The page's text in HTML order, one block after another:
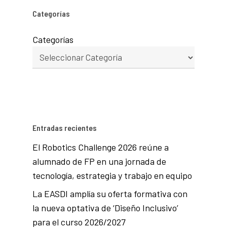
Categorías
Categorías
Entradas recientes
El Robotics Challenge 2026 reúne a
alumnado de FP en una jornada de
tecnología, estrategia y trabajo en equipo
La EASDI amplía su oferta formativa con
la nueva optativa de ‘Diseño Inclusivo’
para el curso 2026/2027